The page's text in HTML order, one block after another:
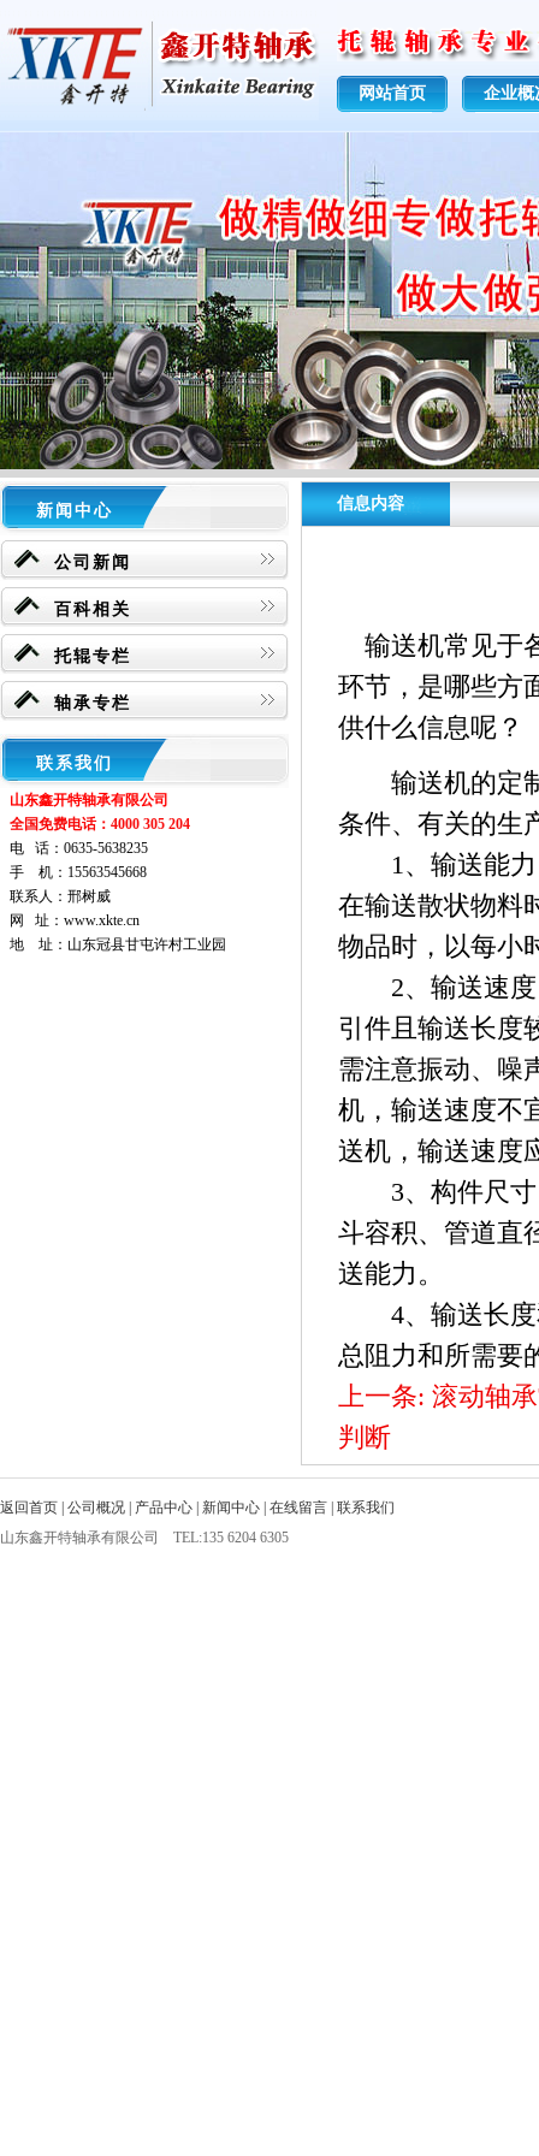
网站首页 企业概
新闻中心
公司新闻
百科相关
托辊专栏
轴承专栏
联系我们
山东鑫开特轴承有限公司
全国免费电话：4000 305 204
电 话： 0635-5638235
手 机： 15563545668
联系人： 邢树威
网 址： www.xkte.cn
地 址： 山东冠县甘屯许村工业园
信息内容
输送机常见于
环节，是哪些方
供什么信息呢？
输送机的定制
条件、有关的生
1、输送能力
在输送散状物料
物品时，以每小
2、输送速度
引件且输送长度
需注意振动、噪
机，输送速度不
送机，输送速度
3、构件尺寸
斗容积、管道直
送能力。
4、输送长度
总阻力和所需要
上一条: 滚动轴
判断
返回首页 公司概况 产品中心 新闻中心 在线留言 联系我们
山东鑫开特轴承有限公司 TEL:135 6204 6305